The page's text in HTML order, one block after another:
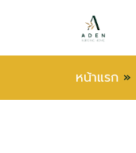
หน้าแรก »